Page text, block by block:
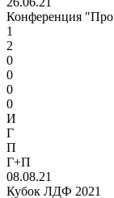
Конференция
1
2
0
0
0
0
И
Г
П
Г+П
08.08.21
Кубок ЛДФ 2021